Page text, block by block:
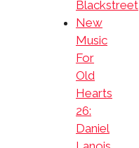
Blackstreet
New
Music
For
Old
Hearts
26:
Daniel